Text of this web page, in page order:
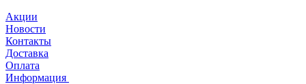
Акции
Новости
Контакты
Доставка
Оплата
Информация